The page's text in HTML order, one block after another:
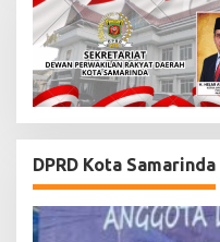
DPRD Kota Samarinda